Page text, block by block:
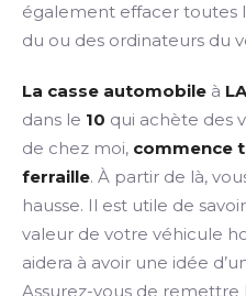
également effacer toutes
du ou des ordinateurs du
La casse automobile à
dans le 10 qui achète des
de chez moi, commence
ferraille. À partir de là,
hausse. Il est utile de
valeur de votre véhicule
aidera à avoir une idée
Assurez-vous de remettre